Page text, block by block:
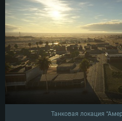
Танковая локация